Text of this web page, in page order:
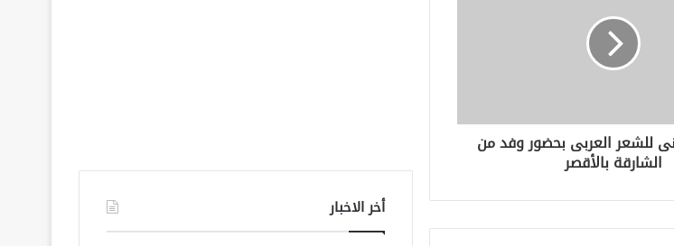
للشعر العربى بحضور وفد من
الشارقة بالأقصر
أخر الاخبار